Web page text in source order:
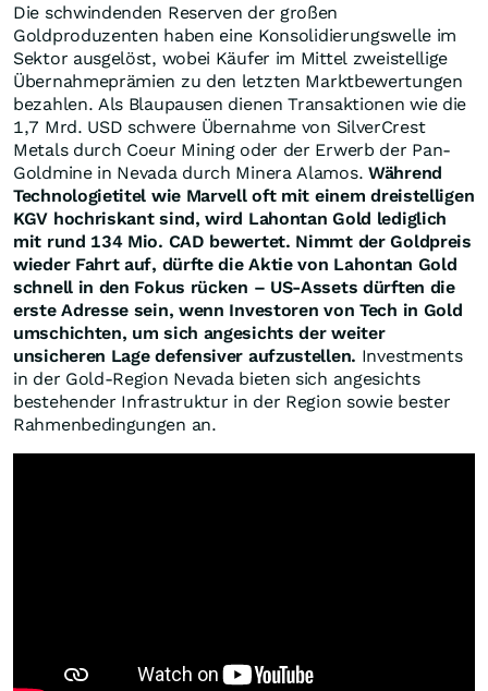
Die schwindenden Reserven der großen
Goldproduzenten haben eine Konsolidierungswelle im
Sektor ausgelöst, wobei Käufer im Mittel zweistellige
Übernahmeprämien zu den letzten Marktbewertungen
bezahlen. Als Blaupausen dienen Transaktionen wie die
1,7 Mrd. USD schwere Übernahme von SilverCrest
Metals durch Coeur Mining oder der Erwerb der Pan-
Goldmine in Nevada durch Minera Alamos.Während
Technologietitel wie Marvell oft mit einem dreistelligen
KGV hochriskant sind, wird Lahontan Gold lediglich
mit rund 134 Mio. CAD bewertet. Nimmt der Goldpreis
wieder Fahrt auf, dürfte die Aktie von Lahontan Gold
schnell in den Fokus rücken – US-Assets dürften die
erste Adresse sein, wenn Investoren von Tech in Gold
umschichten, um sich angesichts der weiter
unsicheren Lage defensiver aufzustellen. Investments
in der Gold-Region Nevada bieten sich angesichts
bestehender Infrastruktur in der Region sowie bester
Rahmenbedingungen an.